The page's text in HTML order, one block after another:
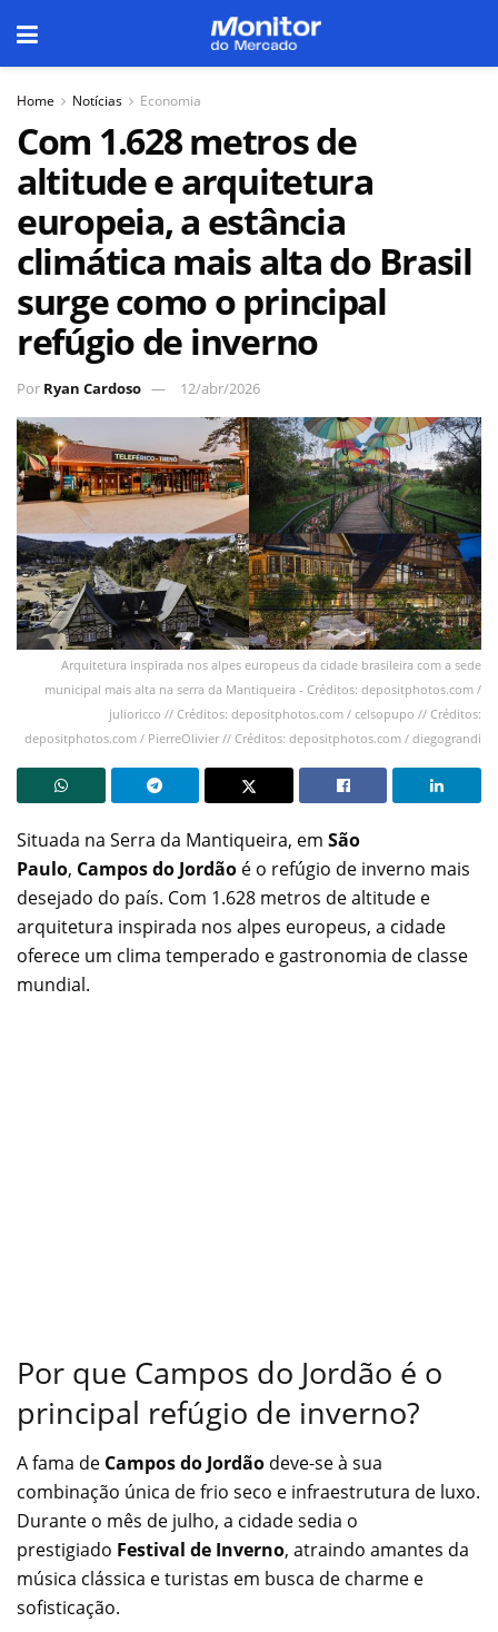
Home Notícias Economia
Com 1.628 metros de
altitude e arquitetura
europeia, a estância
climática mais alta do Brasil
surge como o principal
refúgio de inverno
Por Ryan Cardoso 12/abr/2026
Arquitetura inspirada nos alpes europeus da cidade brasileira com a sede
municipal mais alta na serra da Mantiqueira - Créditos: depositphotos.com /
julioricco // Créditos: depositphotos.com / celsopupo // Créditos:
depositphotos.com / PierreOlivier // Créditos: depositphotos.com / diegograndi
Situada na Serra da Mantiqueira, em São
Paulo, Campos do Jordão é o refúgio de inverno mais
desejado do país. Com 1.628 metros de altitude e
arquitetura inspirada nos alpes europeus, a cidade
oferece um clima temperado e gastronomia de classe
mundial.
Por que Campos do Jordão é o
principal refúgio de inverno?
A fama de Campos do Jordão deve-se à sua
combinação única de frio seco e infraestrutura de luxo.
Durante o mês de julho, a cidade sedia o
prestigiado Festival de Inverno, atraindo amantes da
música clássica e turistas em busca de charme e
sofisticação.